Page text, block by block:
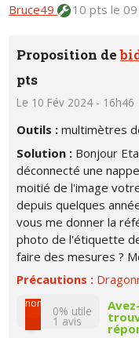
Bruce49
10 ptsle
Proposition de
pts
Le 10 Fév 2024 - 16h46
Outils :multimètres
Solution : Bonjour
déconnecté une
moitié de l'image
depuis quelques
vous me donner la
photo de l'étiquette
faire des mesures ?
Précautions :
non
0% utile
1 avis